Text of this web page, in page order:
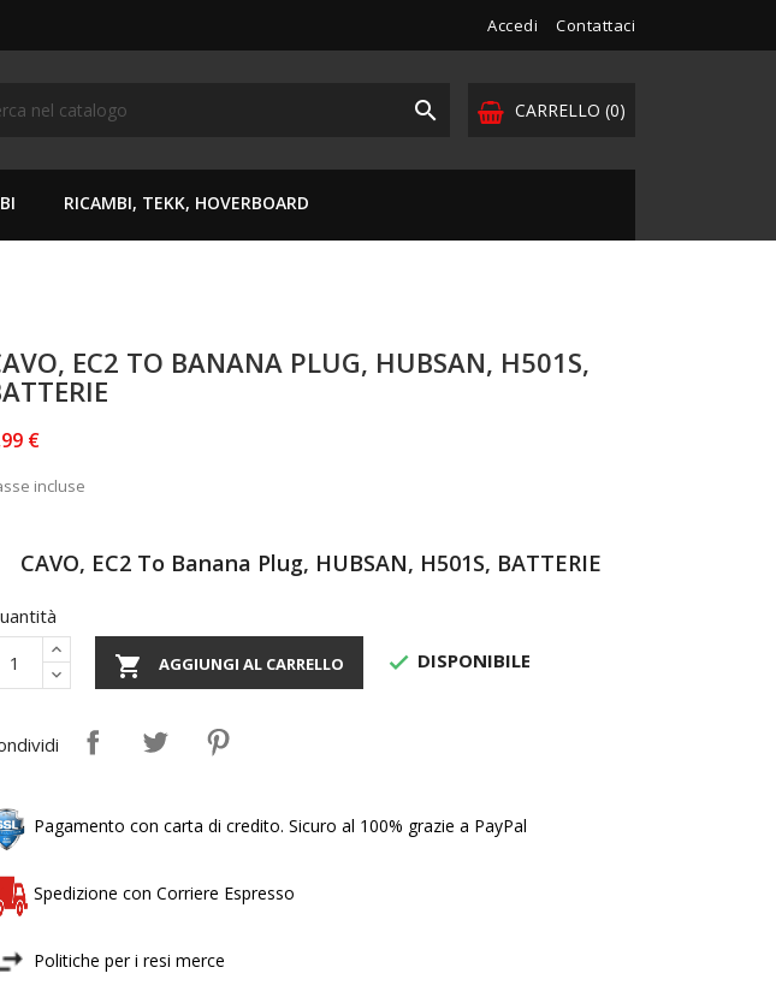
Accedi Contattaci
CARRELLO (0)

RICAMBI, TEKK, HOVERBOARD
EC2 TO BANANA PLUG, HUBSAN, H501S,
€
incluse
CAVO, EC2 To Banana Plug, HUBSAN, H501S, BATTERIE
 AGGIUNGI AL CARRELLO  DISPONIBILE
Pagamento con carta di credito. Sicuro al 100% grazie a PayPal
Spedizione con Corriere Espresso
Politiche per i resi merce